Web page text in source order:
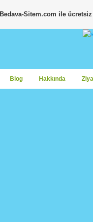
Blog Hakkında
Bedava-Sitem.com ile